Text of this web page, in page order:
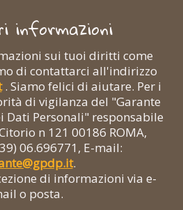
informazioni
sui tuoi diritti come
di contattarci all'indirizzo
. Siamo felici di aiutare. Per i
di vigilanza del "Garante
Dati Personali" responsabile
n 121 00186 ROMA,
06.696771, E-mail:
.
di informazioni via e-
o posta.